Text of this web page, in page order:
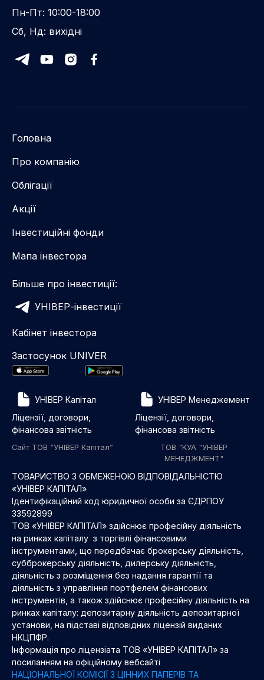
Пн-Пт: 10:00-18:00
Сб, Нд: вихідні
Головна
Про компанію
Облігації
Акції
Інвестиційні фонди
Мапа інвестора
Більше про інвестиції:
УНІВЕР-інвестиції
Кабінет інвестора
Застосунок UNIVER
УНІВЕР Капітал
Ліцензії, договори,
фінансова звітність
Сайт ТОВ “УНІВЕР Капітал”
УНІВЕР Менеджемент
Ліцензії, договори,
фінансова звітність
ТОВ "КУА "УНІВЕР
МЕНЕДЖМЕНТ"
ТОВАРИСТВО З ОБМЕЖЕНОЮ ВІДПОВІДАЛЬНІСТЮ
«УНІВЕР КАПІТАЛ»
Ідентифікаційний код юридичної особи за ЄДРПОУ
33592899
ТОВ «УНІВЕР КАПІТАЛ» здійснює професійну діяльність
на ринках капіталу з торгівлі фінансовими
інструментами, що передбачає брокерську діяльність,
субброкерську діяльність, дилерську діяльність,
діяльність з розміщення без надання гарантії та
діяльність з управління портфелем фінансових
інструментів, а також здійснює професійну діяльність на
ринках капіталу: депозитарну діяльність депозитарної
установи, на підставі відповідних ліцензій виданих
НКЦПФР.
Інформація про ліцензіата ТОВ «УНІВЕР КАПІТАЛ» за
посиланням на офіційному вебсайті
НАЦІОНАЛЬНОЇ КОМІСІЇ З ЦІННИХ ПАПЕРІВ ТА